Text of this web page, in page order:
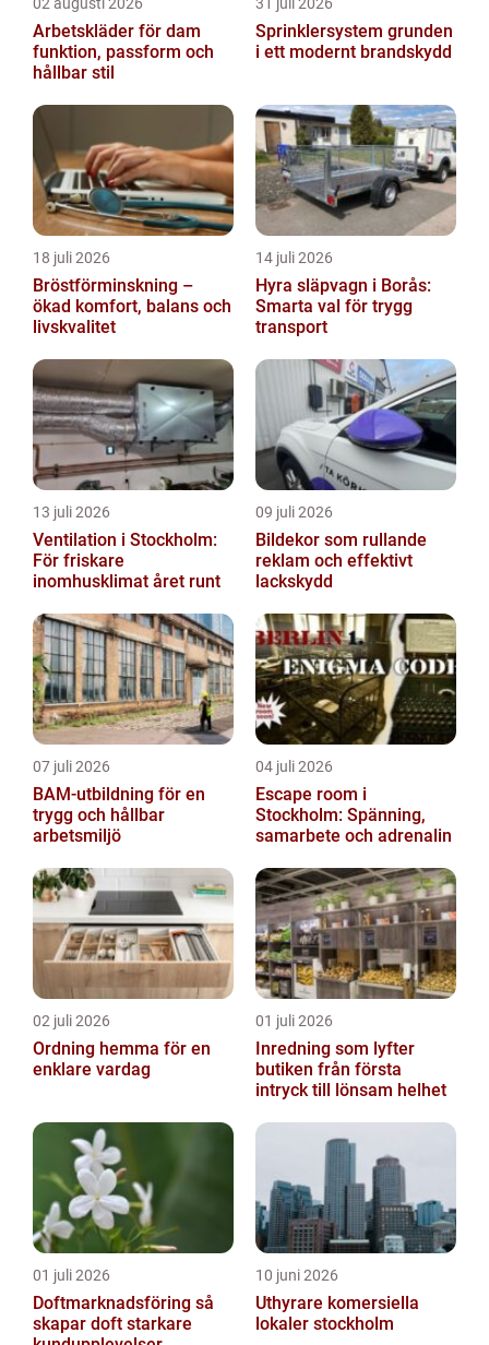
Arbetskläder för dam
funktion, passform och
hållbar stil
Sprinklersystem grunden
i ett modernt brandskydd
18 juli 2026
Bröstförminskning –
ökad komfort, balans och
livskvalitet
14 juli 2026
Hyra släpvagn i Borås:
Smarta val för trygg
transport
13 juli 2026
Ventilation i Stockholm:
För friskare
inomhusklimat året runt
09 juli 2026
Bildekor som rullande
reklam och effektivt
lackskydd
07 juli 2026
BAM-utbildning för en
trygg och hållbar
arbetsmiljö
04 juli 2026
Escape room i
Stockholm: Spänning,
samarbete och adrenalin
02 juli 2026
Ordning hemma för en
enklare vardag
01 juli 2026
Inredning som lyfter
butiken från första
intryck till lönsam helhet
01 juli 2026
Doftmarknadsföring så
skapar doft starkare
10 juni 2026
Uthyrare komersiella
lokaler stockholm